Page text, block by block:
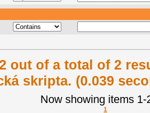
out of a total of 2
skripta. (0.039
Now showing items 1-
1